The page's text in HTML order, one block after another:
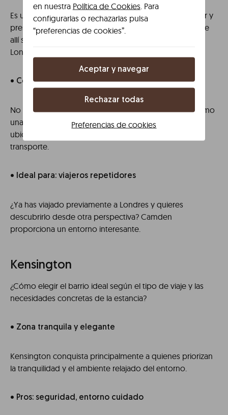
Es una zona que se distingue por su identidad, carácter y
presencia. Entre otros atractivos, conviene destacar que
allí se sitúa uno de los mercados más conocidos de
Londres.
• Contras: menos céntrico
No se sitúa en el centro histórico, pero se presenta como
una opción recomendable para quien busca una
ubicación que esté bien comunicada a través del
transporte.
• Ideal para: viajeros repetidores
¿Ya has viajado previamente a Londres y quieres
descubrirlo desde otra perspectiva? Camden
proporciona un entorno interesante.
Kensington
¿Cómo elegir el barrio ideal según el tipo de viaje y las
necesidades concretas de la estancia?
• Zona tranquila y elegante
Kensington conquista principalmente a quienes priorizan
la tranquilidad y el ambiente relajado del entorno.
• Pros: seguridad, entorno cuidado
en nuestra Política de Cookies. Para
configurarlas o rechazarlas pulsa
“preferencias de cookies”.
Aceptar y navegar
Rechazar todas
Preferencias de cookies